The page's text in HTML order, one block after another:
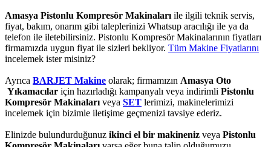
Amasya Pistonlu Kompresör Makinalarıile ilgili teknik servis,
fiyat, bakım, onarım gibi taleplerinizi Whatsup aracılığı ile ya da
telefon ile iletebilirsiniz. Pistonlu Kompresör Makinalarının fiyatları
firmamızda uygun fiyat ile sizleri bekliyor. Tüm Makine Fiyatlarını
incelemek ister misiniz?
Ayrıca BARJET Makine olarak; firmamızın Amasya Oto
Yıkamacılar için hazırladığı kampanyalı veya indirimli Pistonlu
Kompresör Makinalarıveya SET lerimizi, makinelerimizi
incelemek için bizimle iletişime geçmenizi tavsiye ederiz.
Elinizde bulundurduğunuz ikinci el bir makineniz veya Pistonlu